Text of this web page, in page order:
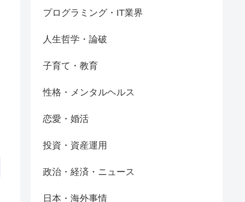
プログラミング・IT業界
人生哲学・論破
子育て・教育
性格・メンタルヘルス
恋愛・婚活
投資・資産運用
政治・経済・ニュース
日本・海外事情